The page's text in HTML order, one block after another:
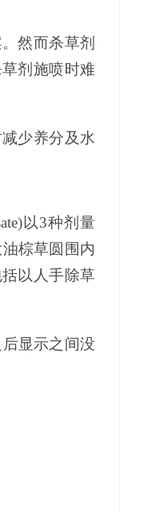
然而杀草剂
剂施喷时难
少养分及水
以3种剂量
棕草圆围内
以人手除草
显示之间没